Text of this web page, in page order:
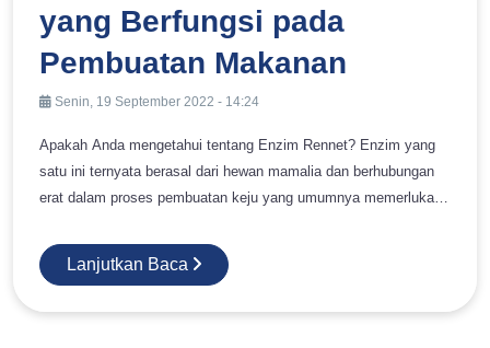
yang Berfungsi pada
Pembuatan Makanan
Senin, 19 September 2022 - 14:24
Apakah Anda mengetahui tentang Enzim Rennet? Enzim yang
satu ini ternyata berasal dari hewan mamalia dan berhubungan
erat dalam proses pembuatan keju yang umumnya memerlukan
bisa menyimpan kadar susu yang ada dalam keju. Anda bisa
menyimak penjelasan di bawah ini untuk mengetahui lebih jelas.
Lanjutkan Baca